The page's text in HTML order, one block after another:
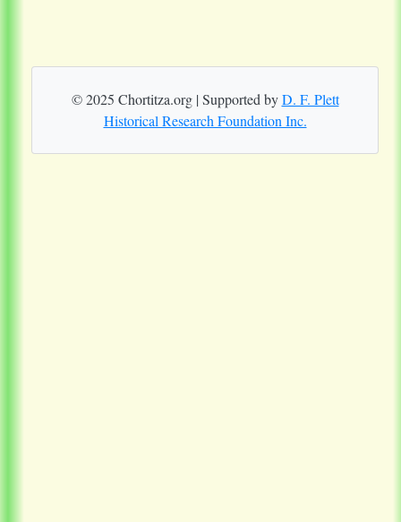
© 2025 Chortitza.org | Supported byD. F. Plett
Historical Research Foundation Inc.